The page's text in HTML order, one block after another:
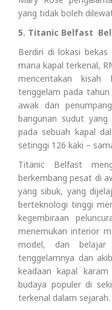
yang tidak boleh
5. Titanic Belfast
Berdiri di lokasi
mana kapal terkenal,
menceritakan
tenggelam pada tahun
awak dan
bangunan sudut yang
pada sebuah kapal
setinggi 126 kaki –
Titanic Belfast
berkembang pesat di
yang sibuk, yang
berteknologi tinggi
kegembiraan
menemukan interior
model, dan belajar
tenggelamnya dan
keadaan kapal
budaya populer di
terkenal dalam sejarah.